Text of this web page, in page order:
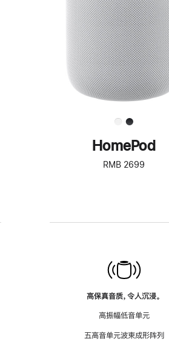
解
HomePod<
HomePod
RMB 2699
高保真音质，令人沉浸。
高振幅低音单元
五高音单元波束成形阵列